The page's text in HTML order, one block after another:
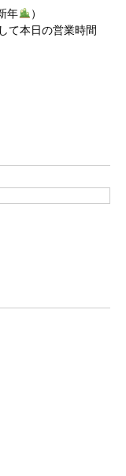
年
）
て本日の営業時間